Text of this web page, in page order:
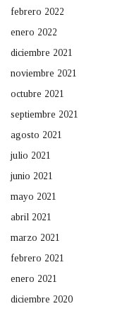
febrero 2022
enero 2022
diciembre 2021
noviembre 2021
octubre 2021
septiembre 2021
agosto 2021
julio 2021
junio 2021
mayo 2021
abril 2021
marzo 2021
febrero 2021
enero 2021
diciembre 2020